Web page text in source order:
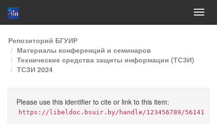
Skip
navigation
Репозиторий БГУИР
Материалы конференций и семинаров
Технические средства защиты информации (ТСЗИ)
ТСЗИ 2024
Please use this identifier to cite or link to this item:
https://libeldoc.bsuir.by/handle/123456789/56141